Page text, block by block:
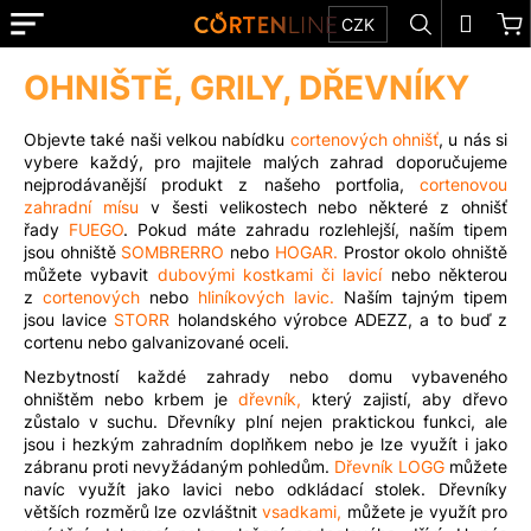
Přejít
na
E-
TIPY
A
INSPIRACE
O
SPOLEČNOSTI
REALIZACE
KONTAKT
NA
MÍRU
MATERIÁLY
CZK Hledat
Menu
OHNIŠTĚ, GRILY, DŘEVNÍKY
Objevte také naši velkou nabídku cortenových ohnišť, u nás si
vybere každý, pro majitele malých zahrad doporučujeme
nejprodávanější produkt z našeho portfolia,
cortenovou
zahradní mísu
v šesti velikostech nebo některé z ohnišť
řady FUEGO. Pokud máte zahradu rozlehlejší, naším tipem
jsou ohniště SOMBRERRO nebo HOGAR. Prostor okolo ohniště
můžete vybavit dubovými kostkami či lavicí nebo některou
z cortenových nebo hliníkových lavic. Naším tajným tipem
jsou lavice STORR holandského výrobce ADEZZ, a to buď z
cortenu nebo galvanizované oceli.
Nezbytností každé zahrady nebo domu vybaveného
ohništěm nebo krbem je dřevník, který zajistí, aby dřevo
zůstalo v suchu. Dřevníky plní nejen praktickou funkci, ale
jsou i hezkým zahradním doplňkem nebo je lze využít i jako
zábranu proti nevyžádaným pohledům. Dřevník LOGG můžete
navíc využít jako lavici nebo odkládací stolek. Dřevníky
větších rozměrů lze ozvláštnit vsadkami, můžete je využít pro
K
o
C
o
p
o
t
ř
e
b
u
j
e
t
e